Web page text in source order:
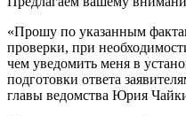
«Прошу по указанным
проверки, при
чем уведомить меня в
подготовки ответа
главы ведомства Юрия